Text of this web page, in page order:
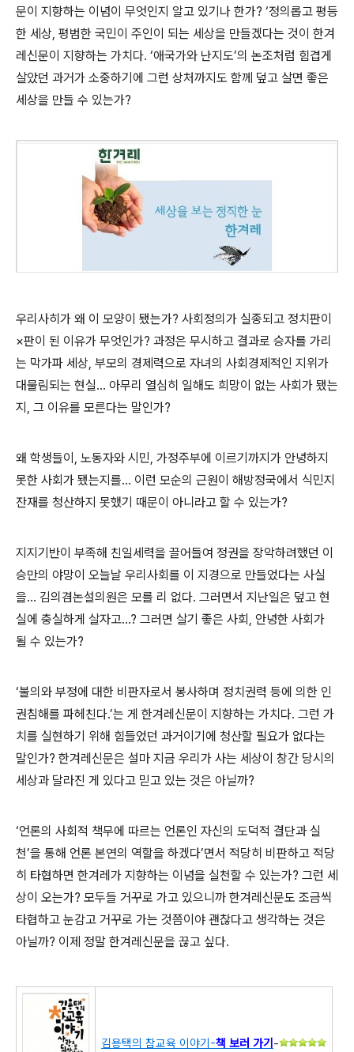
문이 지향하는 이념이 무엇인지 알고 있기나 한가? ‘정의롭고 평등
한 세상, 평범한 국민이 주인이 되는 세상을 만들겠다는 것이 한겨
레신문이 지향하는 가치다. ‘애국가와 난지도’의 논조처럼 힘겹게
살았던 과거가 소중하기에 그런 상처까지도 함께 덮고 살면 좋은
세상을 만들 수 있는가?
우리사히가 왜 이 모양이 됐는가? 사회정의가 실종되고 정치판이
×판이 된 이유가 무엇인가? 과정은 무시하고 결과로 승자를 가리
는 막가파 세상, 부모의 경제력으로 자녀의 사회경제적인 지위가
대물림되는 현실... 아무리 열심히 일해도 희망이 없는 사회가 됐는
지, 그 이유를 모른다는 말인가?
왜 학생들이, 노동자와 시민, 가정주부에 이르기까지가 안녕하지
못한 사회가 됐는지를... 이런 모순의 근원이 해방정국에서 식민지
잔재를 청산하지 못했기 때문이 아니라고 할 수 있는가?
지지기반이 부족해 친일세력을 끌어들여 정권을 장악하려했던 이
승만의 야망이 오늘날 우리사회를 이 지경으로 만들었다는 사실
을... 김의겸논설의원은 모를 리 없다. 그러면서 지난일은 덮고 현
실에 충실하게 살자고...? 그러면 살기 좋은 사회, 안녕한 사회가
될 수 있는가?
‘불의와 부정에 대한 비판자로서 봉사하며 정치권력 등에 의한 인
권침해를 파헤친다.’는 게 한겨레신문이 지향하는 가치다. 그런 가
치를 실현하기 위해 힘들었던 과거이기에 청산할 필요가 없다는
말인가? 한겨레신문은 설마 지금 우리가 사는 세상이 창간 당시의
세상과 달라진 게 있다고 믿고 있는 것은 아닐까?
‘언론의 사회적 책무에 따르는 언론인 자신의 도덕적 결단과 실
천’을 통해 언론 본연의 역할을 하겠다’면서 적당히 비판하고 적당
히 타협하면 한겨레가 지향하는 이념을 실천할 수 있는가? 그런 세
상이 오는가? 모두들 거꾸로 가고 있으니까 한겨레신문도 조금씩
타협하고 눈감고 거꾸로 가는 것쯤이야 괜찮다고 생각하는 것은
아닐까? 이제 정말 한겨레신문을 끊고 싶다.
김용택의 참교육 이야기-책 보러 가기 -